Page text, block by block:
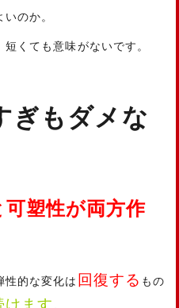
のか。
くても意味がないです。
ぎもダメな
可塑性が両方作
性的な変化は 回復する もの
けます